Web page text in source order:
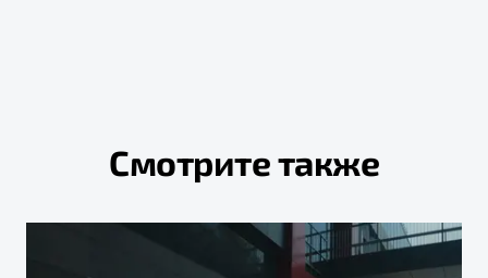
Смотрите также